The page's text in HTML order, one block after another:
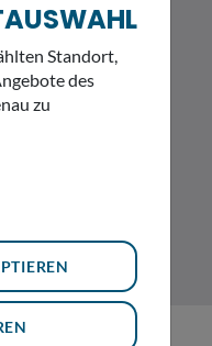
Standort,
des
zu